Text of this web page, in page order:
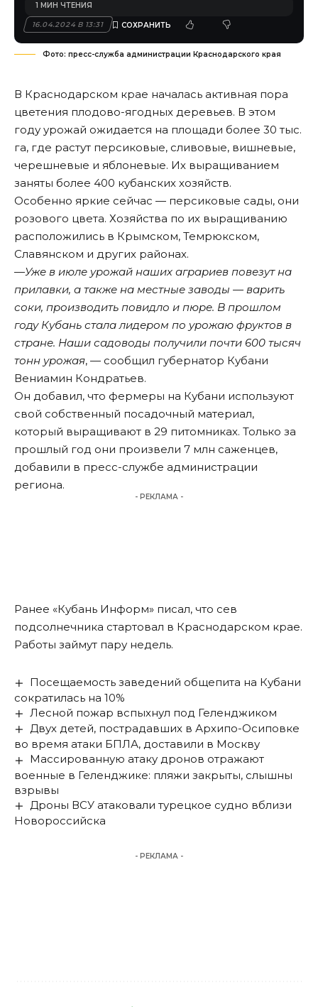
16.04.2024 В 13:31
1 МИН ЧТЕНИЯ
Фото: пресс-служба администрации Краснодарского края
В Краснодарском крае началась активная пора
цветения плодово-ягодных деревьев. В этом
году урожай ожидается на площади более 30 тыс.
га, где растут персиковые, сливовые, вишневые,
черешневые и яблоневые. Их выращиванием
заняты более 400 кубанских хозяйств.
Особенно яркие сейчас — персиковые сады, они
розового цвета. Хозяйства по их выращиванию
расположились в Крымском, Темрюкском,
Славянском и других районах.
—Уже в июле урожай наших аграриев повезут на
прилавки, а также на местные заводы — варить
соки, производить повидло и пюре. В прошлом
году Кубань стала лидером по урожаю фруктов в
стране. Наши садоводы получили почти 600 тысяч
тонн урожая, — сообщил губернатор Кубани
Вениамин Кондратьев.
Он добавил, что фермеры на Кубани используют
свой собственный посадочный материал,
который выращивают в 29 питомниках. Только за
прошлый год они произвели 7 млн саженцев,
добавили в пресс-службе администрации
региона.
- РЕКЛАМА -
Ранее «Кубань Информ» писал, что сев
подсолнечника стартовал в Краснодарском крае.
Работы займут пару недель.
Посещаемость заведений общепита на Кубани
сократилась на 10%
Лесной пожар вспыхнул под Геленджиком
Двух детей, пострадавших в Архипо-Осиповке
во время атаки БПЛА, доставили в Москву
Массированную атаку дронов отражают
военные в Геленджике: пляжи закрыты, слышны
взрывы
Дроны ВСУ атаковали турецкое судно вблизи
Новороссийска
- РЕКЛАМА -